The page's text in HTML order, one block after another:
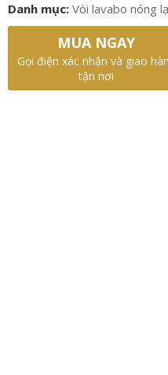
Danh mục: Vòi lavabo nóng
MUA NGAY
Gọi điện xác nhận và giao
tận nơi